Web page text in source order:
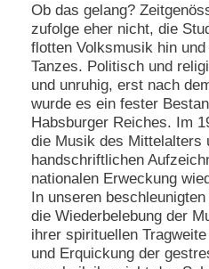
Ob das gelang?
zufolge eher nicht, die
flotten Volksmusik hin
Tanzes. Politisch und
und unruhig, erst nach
wurde es ein fester
Habsburger Reiches. Im
die Musik des Mittelalters
handschriftlichen
nationalen Erweckung
In unseren
die Wiederbelebung der
ihrer spirituellen
und Erquickung der